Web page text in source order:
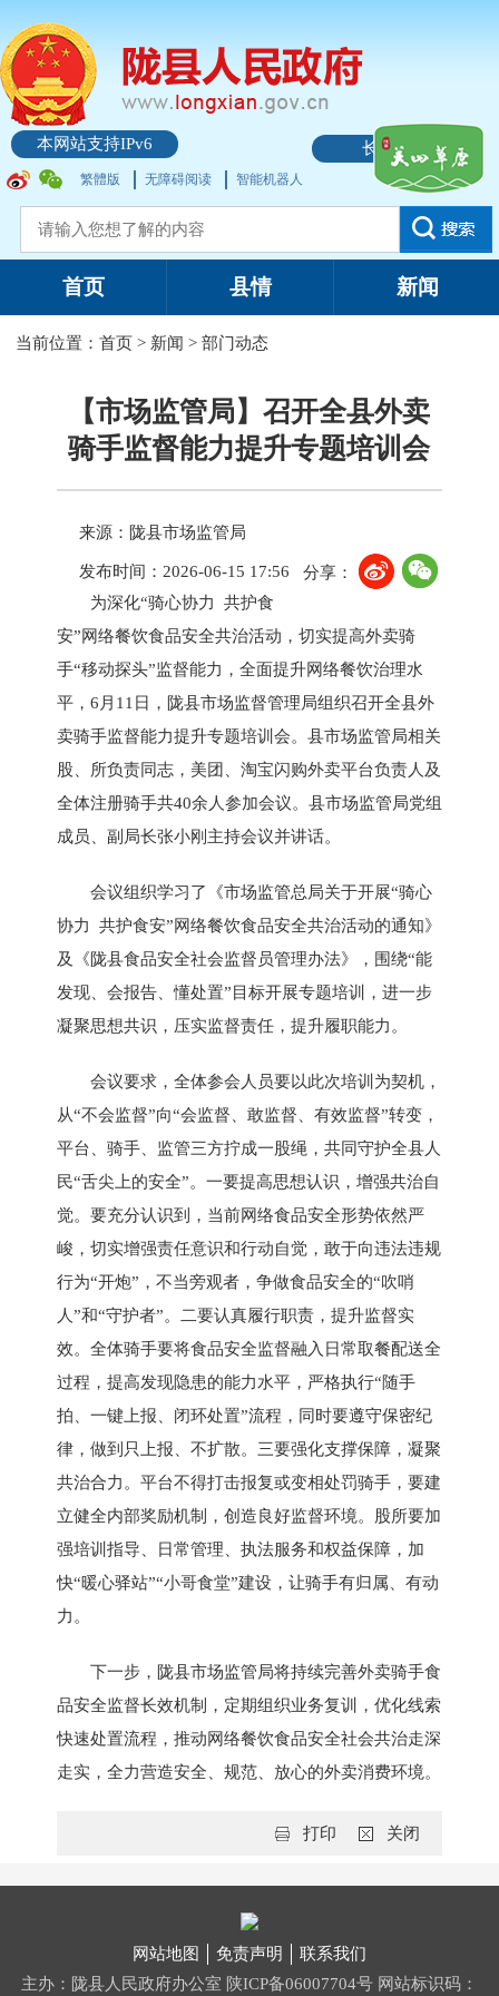
本网站支持IPv6 长者模式
繁體版 无障碍阅读 智能机器人
首页 县情 新闻
当前位置：首页 > 新闻 >部门动态
【市场监管局】召开全县外卖
骑手监督能力提升专题培训会
来源：陇县市场监管局
发布时间：2026-06-15 17:56
分享：
为深化“骑心协力 共护食
安”网络餐饮食品安全共治活动，切实提高外卖骑
手“移动探头”监督能力，全面提升网络餐饮治理水
平，6月11日，陇县市场监督管理局组织召开全县外
卖骑手监督能力提升专题培训会。县市场监管局相关
股、所负责同志，美团、淘宝闪购外卖平台负责人及
全体注册骑手共40余人参加会议。县市场监管局党组
成员、副局长张小刚主持会议并讲话。
会议组织学习了《市场监管总局关于开展“骑心
协力 共护食安”网络餐饮食品安全共治活动的通知》
及《陇县食品安全社会监督员管理办法》，围绕“能
发现、会报告、懂处置”目标开展专题培训，进一步
凝聚思想共识，压实监督责任，提升履职能力。
会议要求，全体参会人员要以此次培训为契机，
从“不会监督”向“会监督、敢监督、有效监督”转变，
平台、骑手、监管三方拧成一股绳，共同守护全县人
民“舌尖上的安全”。一要提高思想认识，增强共治自
觉。要充分认识到，当前网络食品安全形势依然严
峻，切实增强责任意识和行动自觉，敢于向违法违规
行为“开炮”，不当旁观者，争做食品安全的“吹哨
人”和“守护者”。二要认真履行职责，提升监督实
效。全体骑手要将食品安全监督融入日常取餐配送全
过程，提高发现隐患的能力水平，严格执行“随手
拍、一键上报、闭环处置”流程，同时要遵守保密纪
律，做到只上报、不扩散。三要强化支撑保障，凝聚
共治合力。平台不得打击报复或变相处罚骑手，要建
立健全内部奖励机制，创造良好监督环境。股所要加
强培训指导、日常管理、执法服务和权益保障，加
快“暖心驿站”“小哥食堂”建设，让骑手有归属、有动
力。
下一步，陇县市场监管局将持续完善外卖骑手食
品安全监督长效机制，定期组织业务复训，优化线索
快速处置流程，推动网络餐饮食品安全社会共治走深
走实，全力营造安全、规范、放心的外卖消费环境。
关闭
打印
网站地图 免责声明
联系我们
主办：陇县人民政府办公室 陕ICP备06007704号 网站标识码：